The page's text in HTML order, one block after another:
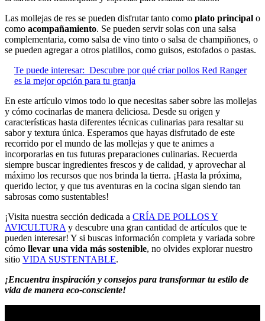
Las mollejas de res se pueden disfrutar tanto como plato principal o
como acompañamiento. Se pueden servir solas con una salsa
complementaria, como salsa de vino tinto o salsa de champiñones, o
se pueden agregar a otros platillos, como guisos, estofados o pastas.
Te puede interesar: Descubre por qué criar pollos Red Ranger
es la mejor opción para tu granja
En este artículo vimos todo lo que necesitas saber sobre las mollejas
y cómo cocinarlas de manera deliciosa. Desde su origen y
características hasta diferentes técnicas culinarias para resaltar su
sabor y textura única. Esperamos que hayas disfrutado de este
recorrido por el mundo de las mollejas y que te animes a
incorporarlas en tus futuras preparaciones culinarias. Recuerda
siempre buscar ingredientes frescos y de calidad, y aprovechar al
máximo los recursos que nos brinda la tierra. ¡Hasta la próxima,
querido lector, y que tus aventuras en la cocina sigan siendo tan
sabrosas como sustentables!
¡Visita nuestra sección dedicada a CRÍA DE POLLOS Y
AVICULTURA y descubre una gran cantidad de artículos que te
pueden interesar! Y si buscas información completa y variada sobre
cómo llevar una vida más sostenible, no olvides explorar nuestro
sitio VIDA SUSTENTABLE.
¡Encuentra inspiración y consejos para transformar tu estilo de
vida de manera eco-consciente!